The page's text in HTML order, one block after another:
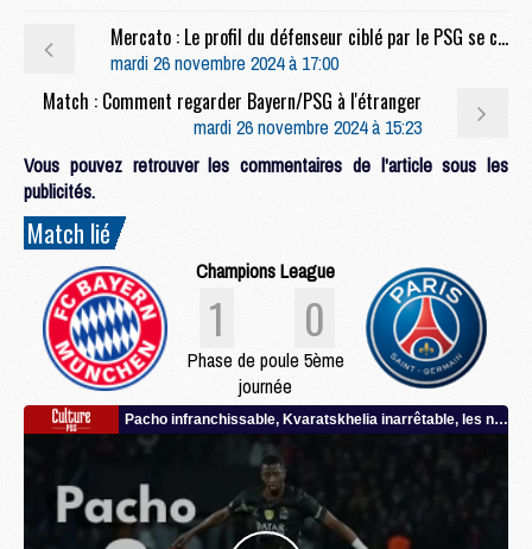
Mercato : Le profil du défenseur ciblé par le PSG se confirme
mardi 26 novembre 2024 à 17:00
Match : Comment regarder Bayern/PSG à l'étranger
mardi 26 novembre 2024 à 15:23
Vous pouvez retrouver les commentaires de l'article sous les
publicités.
Match lié
Champions League
1 0
Phase de poule 5ème
journée